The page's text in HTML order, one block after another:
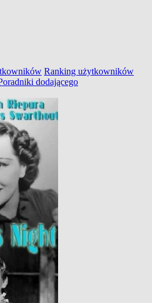
Ranking użytkowników
dodającego